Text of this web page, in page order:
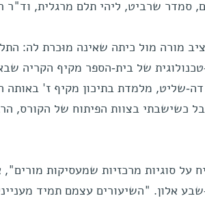
סמדר שרביט, ליהי תלם מרגלית, וד"ר
מורה מול כיתה שאינה מוּכרת לה:
של בית-הספר מקיף הקריה
וזוכת פרס דה-שליט, מלמדת בתיכון מקיף ז'
כשישבתי בצוות הפיתוח של הקורס,
על סוגיות מרכזיות שמעסיקות
אלון. "השיעורים עצמם תמיד